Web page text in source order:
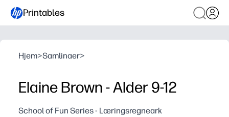
Printables
Hjem>Samlinaer>
Elaine Brown - Alder 9-12
School of Fun Series - Læringsregneark